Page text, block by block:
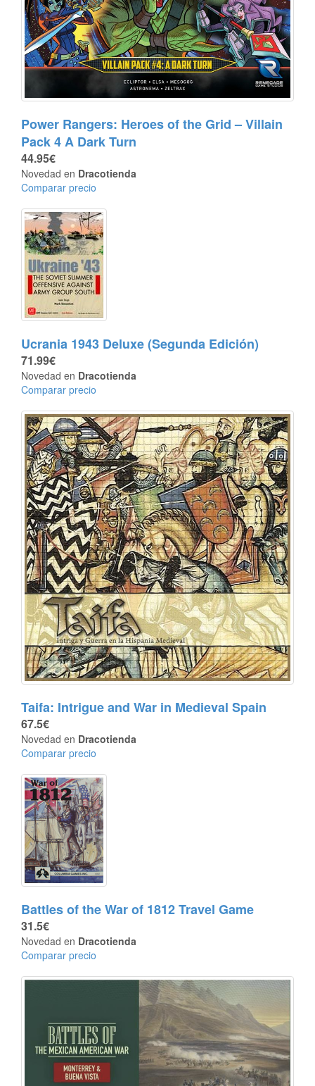
Power Rangers: Heroes of the Grid – Villain
Pack 4 A Dark Turn
44.95€
Novedad en Dracotienda
Comparar precio
Ucrania 1943 Deluxe (Segunda Edición)
71.99€
Novedad en Dracotienda
Comparar precio
Taifa: Intrigue and War in Medieval Spain
67.5€
Novedad en Dracotienda
Comparar precio
Battles of the War of 1812 Travel Game
31.5€
Novedad en Dracotienda
Comparar precio